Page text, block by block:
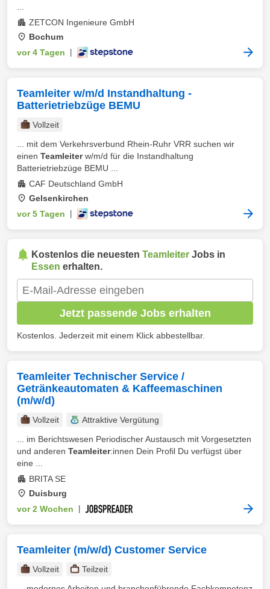
ZETCON Ingenieure GmbH
Bochum
vor 4 Tagen
Teamleiter w/m/d Instandhaltung -
Batterietriebzüge BEMU
Vollzeit
... mit dem Verkehrsverbund Rhein‑Ruhr VRR suchen wir
einen Teamleiterw/m/d für die Instandhaltung
Batterietriebzüge BEMU ...
CAF Deutschland GmbH
Gelsenkirchen
vor 5 Tagen
Kostenlos die neuesten Teamleiter Jobs in
Essen erhalten.
Jetzt passende Jobs erhalten
Kostenlos. Jederzeit mit einem Klick abbestellbar.
Teamleiter Technischer Service /
Getränkeautomaten & Kaffeemaschinen
(m/w/d)
Vollzeit
Attraktive Vergütung
... im Berichtswesen Periodischer Austausch mit Vorgesetzten
und anderen Teamleiter:innen Dein Profil Du verfügst über
eine ...
BRITA SE
Duisburg
vor 2 Wochen
Teamleiter (m/w/d) Customer Service
Vollzeit
Teilzeit